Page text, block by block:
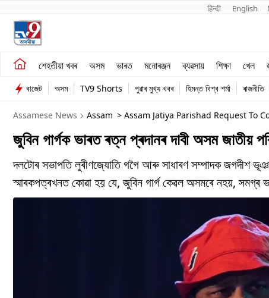
हिन्दी English
শেহতীয়া খবৰ অসম ভাৰত মনোৰঞ্জন ব্যৱসায় শিক্ষা খেল
শেহতীয়া খবৰ
অসম
ভাৰত
ব্যৱসায়
বাজেট অসম TV9 Shorts পুৱাৰ মুখ্য খবৰ হিমন্ত বিশ্ব শৰ্মা ৰাজনীতি
Assamese News Assam > Assam Jatiya Parishad Request To Confer Bharat Ratna Posthumously Upon Late Zubeen Garg Memorandum Sent To
The Prime Minister
জুবিন গাৰ্গক ভাৰত ৰত্ন প্ৰদানৰ দাবী অসম জাতীয়
দলটোৰ সভাপতি লুৰীণজ্যোতি গগৈ আৰু সাধাৰণ সম্পাদক জগদীশ
স্মাৰকপত্ৰখনত কোৱা হয় যে, জুবিন গাৰ্গ কেৱল অসমৰে নহয়,